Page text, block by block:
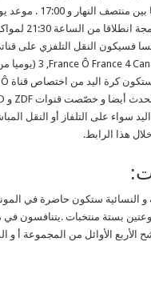
سيكون ضمن
سواء على التلفاز أو النقل
هذا الرابط.
و النسائية ستكون حاضرة في
بستة منتخبات .يتنافسون في
الأربع الأوائل من المجموعة أ و